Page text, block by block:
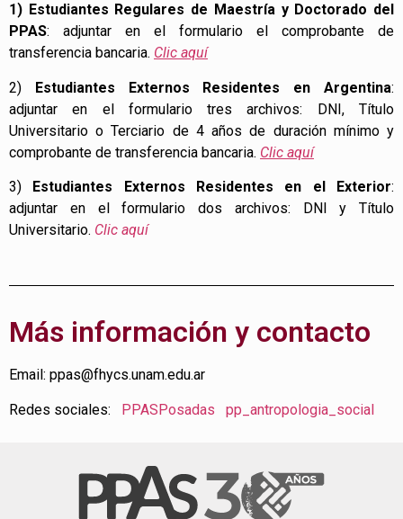
1) Estudiantes Regulares de Maestría y Doctorado del
PPAS: adjuntar en el formulario el comprobante de
transferencia bancaria. Clic aquí
2) Estudiantes Externos Residentes en Argentina:
adjuntar en el formulario tres archivos: DNI, Título
Universitario o Terciario de 4 años de duración mínimo y
comprobante de transferencia bancaria. Clic aquí
3) Estudiantes Externos Residentes en el Exterior:
adjuntar en el formulario dos archivos: DNI y Título
Universitario. Clic aquí
Más información y contacto
Email: ppas@fhycs.unam.edu.ar
Redes sociales: PPASPosadas pp_antropologia_social